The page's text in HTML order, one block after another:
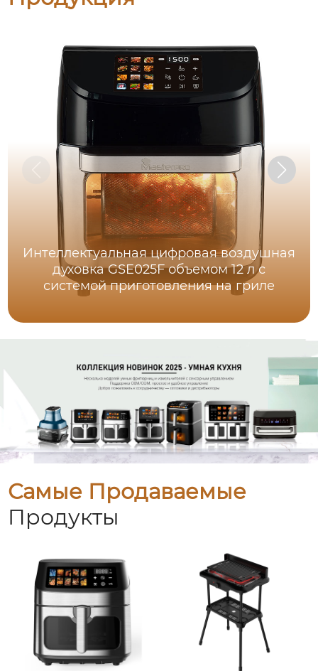
Интеллектуальная цифровая воздушная
духовка GSE025F объемом 12 л с
системой приготовления на гриле
Самые Продаваемые
Продукты